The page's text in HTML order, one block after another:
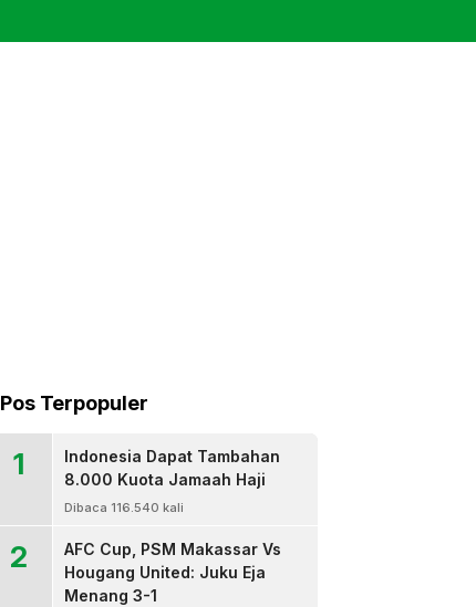
Pos Terpopuler
1
Indonesia Dapat Tambahan
8.000 Kuota Jamaah Haji
Dibaca 116.540 kali
2
AFC Cup, PSM Makassar Vs
Hougang United: Juku Eja
Menang 3-1